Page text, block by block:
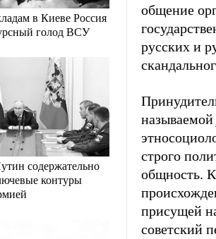
в Киеве Россия
голод ВСУ
содержательно
контуры
общение
русских и
называемой
строго
общность.
присущей
советский